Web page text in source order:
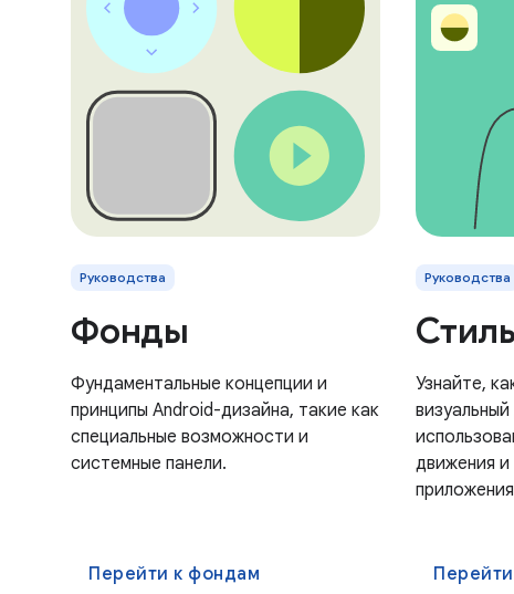
Руководства
Фонды
Фундаментальные концепции и
принципы Android-дизайна, такие как
специальные возможности и
системные панели.
Перейти к фондам
Руководства
Стиль
Узнайте,
движения и